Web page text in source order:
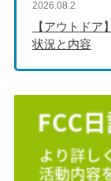
【アウトド
状況と内容
2026.08.2